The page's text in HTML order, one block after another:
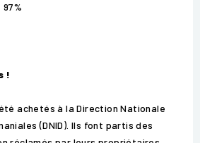
!
achetés à la Direction Nationale
(DNID). Ils font partis des